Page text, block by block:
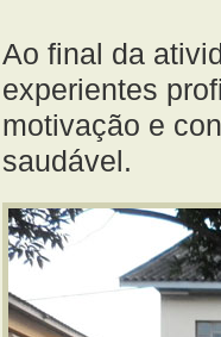
Ao final da
experientes
motivação e
saudável.